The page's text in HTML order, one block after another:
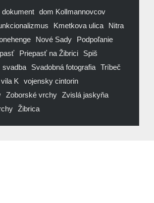
dokument dom Kollmannovcov
Kmetkova ulica
Nitra
Nové Sady
Podpoľanie
Priepasť na Žibrici
Spiš
svadba Svadobná fotografia Tríbeč
vila K vojensky cintorin
Zoborské vrchy Zvislá jaskyňa
Žibrica